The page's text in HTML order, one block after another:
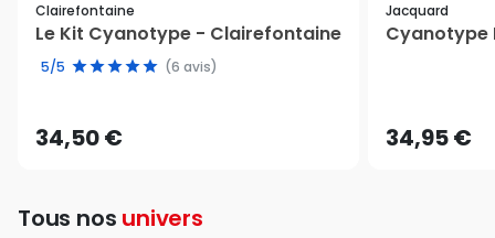
Clairefontaine
Le Kit Cyanotype - Clairefontaine
5/5 (6 avis)
34,50 €
Jacquard
Cyanotype
34,95 €
Tous nos univers